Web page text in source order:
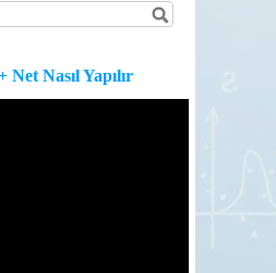
Nasıl Yapılır